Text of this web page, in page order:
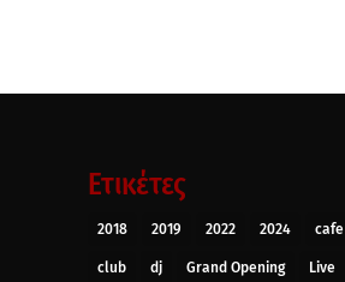
Ετικέτες
2018 2019 2022 2024 cafe
club dj Grand Opening Live